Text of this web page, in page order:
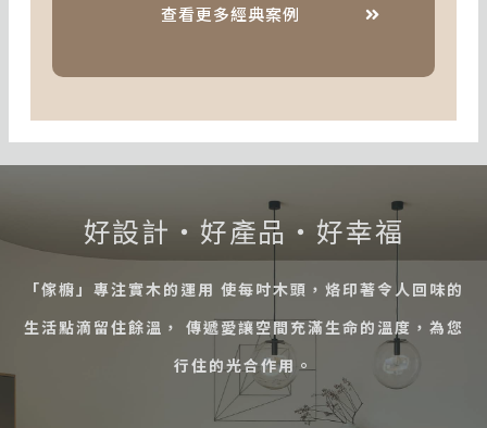
查看更多經典案例
好設計・好產品・好幸福
「傢櫥」專注實木的運用 使每吋木頭，烙印著令人回味的
生活點滴留住餘溫， 傳遞愛讓空間充滿生命的溫度，為您
行住的光合作用。